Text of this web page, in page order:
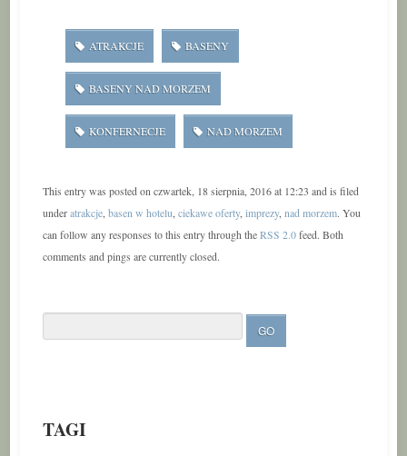
ATRAKCJE BASENY
BASENY NAD MORZEM
KONFERNECJE NAD MORZEM
This entry was posted on czwartek, 18 sierpnia, 2016 at 12:23 and is filed
underatrakcje, basen w hotelu ciekawe oferty, imprezy, nad morzem. You
can follow any responses to this entry through theRSS 2.0feed. Both
comments and pings are currently closed.
TAGI